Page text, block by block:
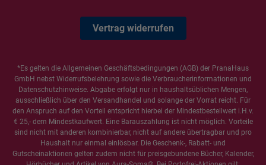
Vertrag widerrufen
*Es gelten die Allgemeinen Geschäftsbedingungen (AGB) der PranaHaus
GmbH nebst Widerrufsbelehrung sowie die Verbraucherinformationen und
Datenschutzhinweise. Abgabe erfolgt nur in haushaltsüblichen Mengen,
ausschließlich über den Versandhandel und solange der Vorrat reicht. Für
den Anspruch auf den Vorteil entspricht hierbei der Mindestbestellwert i.H.v.
€ 25,- dem Mindestkaufwert. Eine Barauszahlung ist nicht möglich. Vorteile
sind nicht mit anderen kombinierbar, nicht auf andere übertragbar und pro
Haushalt nur einmal einlösbar. Die Geschenk-, Rabatt- und
Gutscheinaktionen gelten zudem nicht für preisgebundene Bücher, Kalender,